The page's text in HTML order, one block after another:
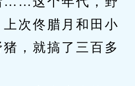
次佟腊月和田小
，就搞了三百多